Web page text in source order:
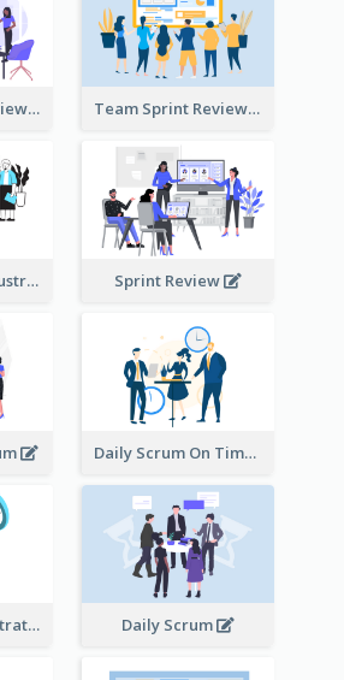
Office Sprint Review Team Sprint Review
Sprint Review Illustration Sprint Review
Daily Scrum On Time
Daily Scrum Illustration Daily Scrum